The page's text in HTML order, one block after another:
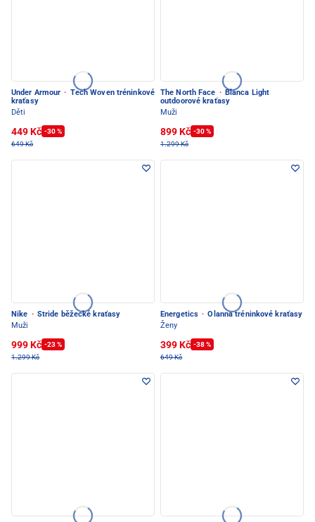
Under Armour · Tech Woven tréninkové
kraťasy
Děti
449 Kč -30 %
649 Kč
The North Face · Blanca Light
outdoorové kraťasy
Muži
899 Kč -30 %
1.299 Kč
Nike · Stride běžecké kraťasy
Muži
999 Kč -23 %
1.299 Kč
Energetics · Olanna tréninkové kraťasy
Ženy
399 Kč -38 %
649 Kč